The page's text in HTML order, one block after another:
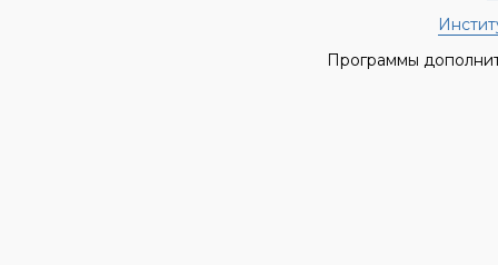
Программы